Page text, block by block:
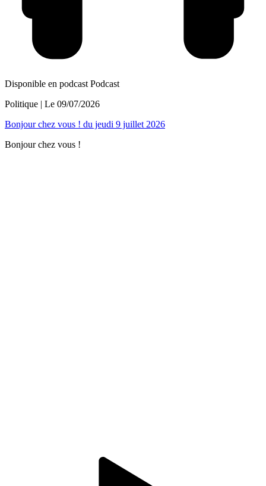
Disponible en podcast Podcast
Politique | Le 09/07/2026
Bonjour chez vous ! du jeudi 9 juillet 2026
Bonjour chez vous !